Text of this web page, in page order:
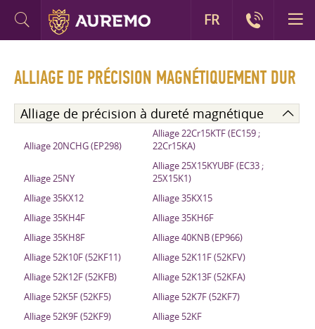
ALLIAGE DE PRÉCISION MAGNÉTIQUEMENT DUR
Alliage de précision à dureté magnétique
Alliage 20NCHG (EP298)
Alliage 22Cr15KTF (EC159 ;
22Cr15KA)
Alliage 25NY
Alliage 25X15KYUBF (EC33 ;
25X15K1)
Alliage 35KX12
Alliage 35KX15
Alliage 35KH4F
Alliage 35KH6F
Alliage 35KH8F
Alliage 40KNB (EP966)
Alliage 52K10F (52KF11)
Alliage 52K11F (52KFV)
Alliage 52K12F (52KFB)
Alliage 52K13F (52KFA)
Alliage 52K5F (52KF5)
Alliage 52K7F (52KF7)
Alliage 52K9F (52KF9)
Alliage 52KF
FR